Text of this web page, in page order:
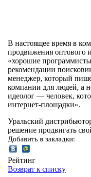
В настоящее время в
продвижения оптового
«хорошие
рекомендации
менеджер, который
компании для людей, а
идеолог — человек,
интернет-площадки».
Уральский
решение продвигать
Добавить в закладки:
Рейтинг
Возврат к списку